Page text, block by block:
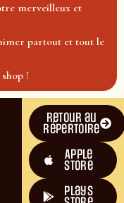
merveilleux et
partout et tout le
!
Retour au
répertoire
Apple
Store
plays